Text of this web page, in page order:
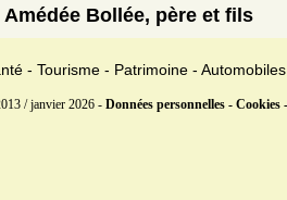
Amédée Bollée, père et fils
- Tourisme - Patrimoine - Automobiles
/ janvier 2026 - Données personnelles - Cookies